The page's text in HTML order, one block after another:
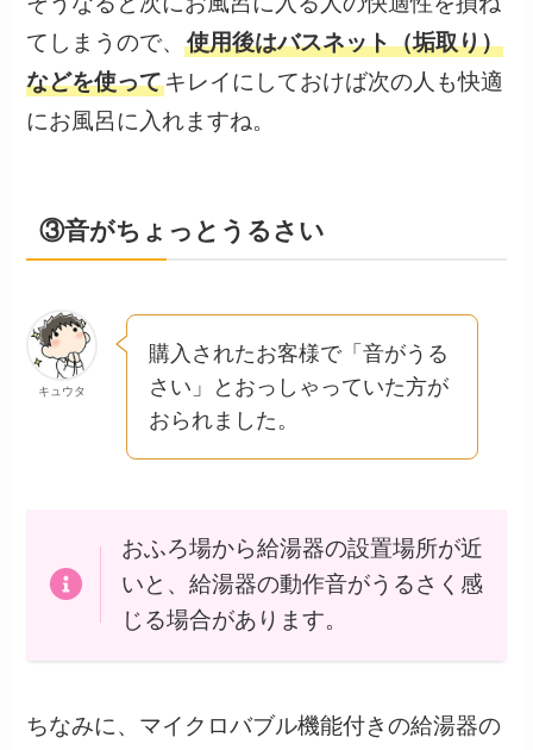
てしまうので、使用後はバスネット（垢取り）
などを使ってキレイにしておけば次の人も快適
にお風呂に入れますね。
③音がちょっとうるさい
キュウタ
購入されたお客様で「音がうる
さい」とおっしゃっていた方が
おられました。
おふろ場から給湯器の設置場所が近
いと、給湯器の動作音がうるさく感
じる場合があります。
ちなみに、マイクロバブル機能付きの給湯器の